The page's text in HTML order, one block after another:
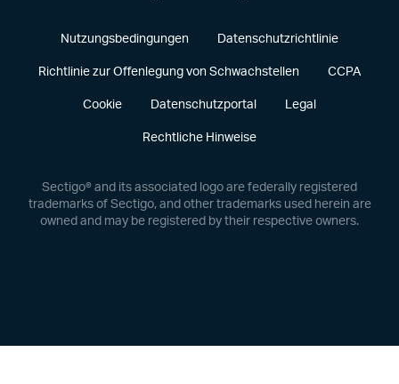
Nutzungsbedingungen Datenschutzrichtlinie
Richtlinie zur Offenlegung von Schwachstellen CCPA
Cookie Datenschutzportal Legal
Rechtliche Hinweise
Sectigo® and its associated logo are federally registered
trademarks of Sectigo, and other trademarks used herein are
owned and may be registered by their respective owners.